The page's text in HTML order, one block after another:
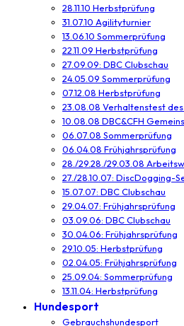
28.11.10 Herbstprüfung
31.07.10 Agilityturnier
13.06.10 Sommerprüfung
22.11.09 Herbstprüfung
27.09.09: DBC Clubschau
24.05.09 Sommerprüfung
07.12.08 Herbstprüfung
23.08.08 Verhaltenstest des
10.08.08 DBC&CFH
06.07.08 Sommerprüfung
06.04.08 Frühjahrsprüfung
28./29.28./29.03.08
27./28.10.07: DiscDogging-
15.07.07: DBC Clubschau
29.04.07: Frühjahrsprüfung
03.09.06: DBC Clubschau
30.04.06: Frühjahrsprüfung
29.10.05: Herbstprüfung
02.04.05: Frühjahrsprüfung
25.09.04: Sommerprüfung
13.11.04: Herbstprüfung
Hundesport
Gebrauchshundesport